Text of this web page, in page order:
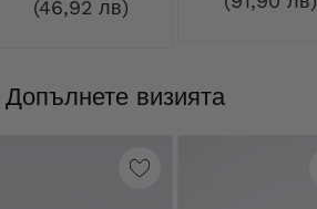
(46,92 лв)
Допълнете визията